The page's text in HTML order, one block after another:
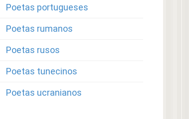
Poetas portugueses
Poetas rumanos
Poetas rusos
Poetas tunecinos
Poetas ucranianos